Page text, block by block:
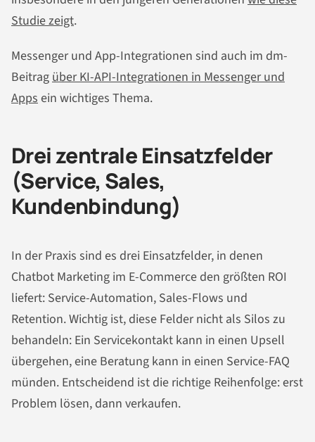
Studie zeigt.
Messenger und App-Integrationen sind auch im dm-
Beitragüber KI-API-Integrationen in Messenger und
Appsein wichtiges Thema.
Drei zentrale Einsatzfelder
(Service, Sales,
Kundenbindung)
In der Praxis sind es drei Einsatzfelder, in denen
Chatbot Marketing im E-Commerce den größten ROI
liefert: Service-Automation, Sales-Flows und
Retention. Wichtig ist, diese Felder nicht als Silos zu
behandeln: Ein Servicekontakt kann in einen Upsell
übergehen, eine Beratung kann in einen Service-FAQ
münden. Entscheidend ist die richtige Reihenfolge: erst
Problem lösen, dann verkaufen.